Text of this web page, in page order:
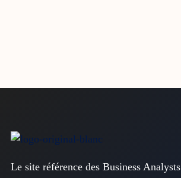
Le site référence des Business Analysts